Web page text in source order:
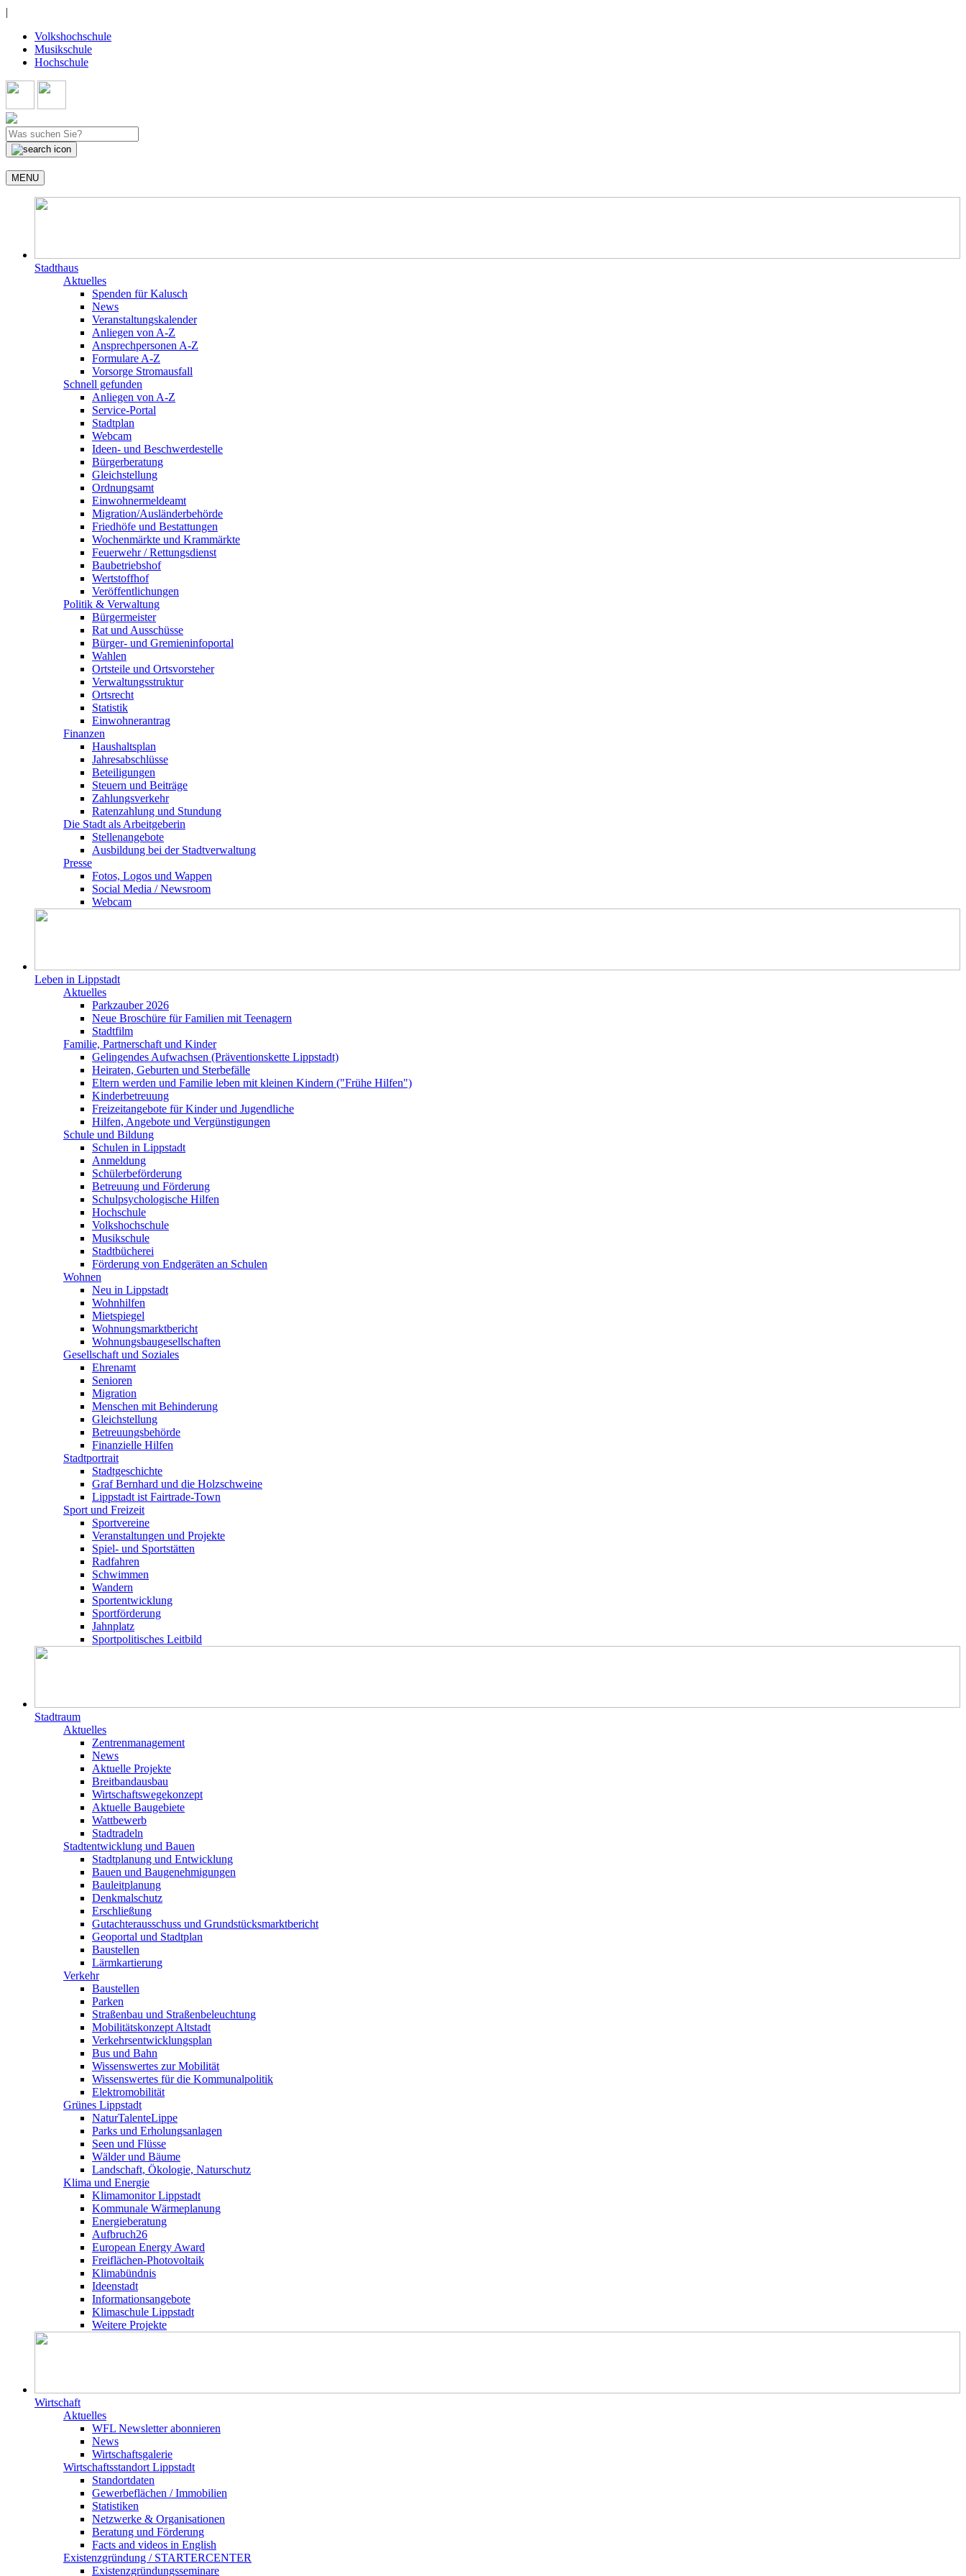
|
Volkshochschule
Musikschule
Hochschule
MENU
Stadthaus
Aktuelles
Spenden für Kalusch
News
Veranstaltungskalender
Anliegen von A-Z
Ansprechpersonen A-Z
Formulare A-Z
Vorsorge Stromausfall
Schnell gefunden
Anliegen von A-Z
Service-Portal
Stadtplan
Webcam
Ideen- und Beschwerdestelle
Bürgerberatung
Gleichstellung
Ordnungsamt
Einwohnermeldeamt
Migration/Ausländerbehörde
Friedhöfe und Bestattungen
Wochenmärkte und Krammärkte
Feuerwehr / Rettungsdienst
Baubetriebshof
Wertstoffhof
Veröffentlichungen
Politik & Verwaltung
Bürgermeister
Rat und Ausschüsse
Bürger- und Gremieninfoportal
Wahlen
Ortsteile und Ortsvorsteher
Verwaltungsstruktur
Ortsrecht
Statistik
Einwohnerantrag
Finanzen
Haushaltsplan
Jahresabschlüsse
Beteiligungen
Steuern und Beiträge
Zahlungsverkehr
Ratenzahlung und Stundung
Die Stadt als Arbeitgeberin
Stellenangebote
Ausbildung bei der Stadtverwaltung
Presse
Fotos, Logos und Wappen
Social Media / Newsroom
Webcam
Leben in Lippstadt
Aktuelles
Parkzauber 2026
Neue Broschüre für Familien mit Teenagern
Stadtfilm
Familie, Partnerschaft und Kinder
Gelingendes Aufwachsen (Präventionskette Lippstadt)
Heiraten, Geburten und Sterbefälle
Eltern werden und Familie leben mit kleinen Kindern ("Frühe Hilfen")
Kinderbetreuung
Freizeitangebote für Kinder und Jugendliche
Hilfen, Angebote und Vergünstigungen
Schule und Bildung
Schulen in Lippstadt
Anmeldung
Schülerbeförderung
Betreuung und Förderung
Schulpsychologische Hilfen
Hochschule
Volkshochschule
Musikschule
Stadtbücherei
Förderung von Endgeräten an Schulen
Wohnen
Neu in Lippstadt
Wohnhilfen
Mietspiegel
Wohnungsmarktbericht
Wohnungsbaugesellschaften
Gesellschaft und Soziales
Ehrenamt
Senioren
Migration
Menschen mit Behinderung
Gleichstellung
Betreuungsbehörde
Finanzielle Hilfen
Stadtportrait
Stadtgeschichte
Graf Bernhard und die Holzschweine
Lippstadt ist Fairtrade-Town
Sport und Freizeit
Sportvereine
Veranstaltungen und Projekte
Spiel- und Sportstätten
Radfahren
Schwimmen
Wandern
Sportentwicklung
Sportförderung
Jahnplatz
Sportpolitisches Leitbild
Stadtraum
Aktuelles
Zentrenmanagement
News
Aktuelle Projekte
Breitbandausbau
Wirtschaftswegekonzept
Aktuelle Baugebiete
Wattbewerb
Stadtradeln
Stadtentwicklung und Bauen
Stadtplanung und Entwicklung
Bauen und Baugenehmigungen
Bauleitplanung
Denkmalschutz
Erschließung
Gutachterausschuss und Grundstücksmarktbericht
Geoportal und Stadtplan
Baustellen
Lärmkartierung
Verkehr
Baustellen
Parken
Straßenbau und Straßenbeleuchtung
Mobilitätskonzept Altstadt
Verkehrsentwicklungsplan
Bus und Bahn
Wissenswertes zur Mobilität
Wissenswertes für die Kommunalpolitik
Elektromobilität
Grünes Lippstadt
NaturTalenteLippe
Parks und Erholungsanlagen
Seen und Flüsse
Wälder und Bäume
Landschaft, Ökologie, Naturschutz
Klima und Energie
Klimamonitor Lippstadt
Kommunale Wärmeplanung
Energieberatung
Aufbruch26
European Energy Award
Freiflächen-Photovoltaik
Klimabündnis
Ideenstadt
Informationsangebote
Klimaschule Lippstadt
Weitere Projekte
Wirtschaft
Aktuelles
WFL Newsletter abonnieren
News
Wirtschaftsgalerie
Wirtschafts­­standort Lippstadt
Standortdaten
Gewerbeflächen / Immobilien
Statistiken
Netzwerke & Organisationen
Beratung und Förderung
Facts and videos in English
Existenz­gründung / STARTERCENTER
Existenzgründungsseminare